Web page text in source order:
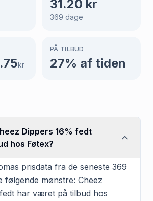
31.20 kr
369 dage
kr
PÅ TILBUD
27% af tiden
Dippers 16% fedt
hos Føtex?
prisdata fra de seneste 369
følgende mønstre: Cheez
har været på tilbud hos